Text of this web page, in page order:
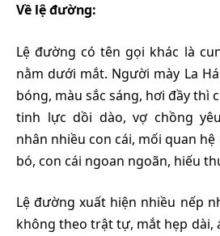
Về lệ đường:
Lệ đường có tên gọi khác là
nằm dưới mắt. Người mày La
bóng, màu sắc sáng, hơi đầy thì
tinh lực dồi dào, vợ chồng
nhân nhiều con cái, mối quan hệ
bó, con cái ngoan ngoãn, hiếu
Lệ đường xuất hiện nhiều nếp
không theo trật tự, mắt hẹp dài,